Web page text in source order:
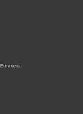
Euraxess